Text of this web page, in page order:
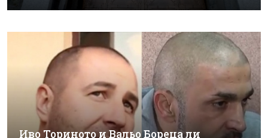
Иво Ториното и Вальо Бореца ли